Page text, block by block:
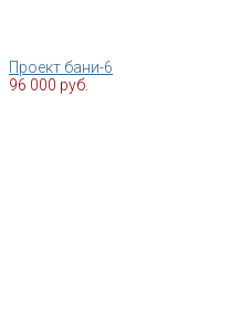
Проект бани-6
96 000 руб.